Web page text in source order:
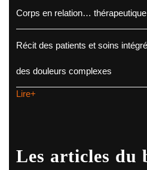
Corps en relation… thérapeutique
Récit des patients et soins
des douleurs complexes
Lire+
Les articles du